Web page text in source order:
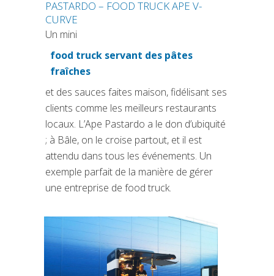
PASTARDO – FOOD TRUCK APE V-
CURVE
Un mini
food truck servant des pâtes
fraîches
et des sauces faites maison, fidélisant ses
clients comme les meilleurs restaurants
locaux. L’Ape Pastardo a le don d’ubiquité
; à Bâle, on le croise partout, et il est
attendu dans tous les événements. Un
exemple parfait de la manière de gérer
une entreprise de food truck.